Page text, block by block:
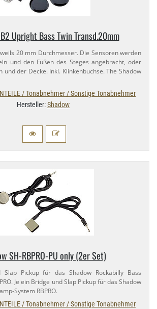
Upright Bass Twin Transd.​20mm
20 mm Durchmesser. Die Sensoren werden
und den Füßen des Steges angebracht, oder
und der Decke. Inkl. Klinkenbuchse. The Shadow
/ Tonabnehmer / Sonstige Tonabnehmer
Hersteller:Shadow
SH-​RBPRO-​PU only (2er Set)
Pickup für das Shadow Rockabilly Bass
Je ein Bridge und Slap Pickup für das Shadow
​System RBPRO.
/ Tonabnehmer / Sonstige Tonabnehmer